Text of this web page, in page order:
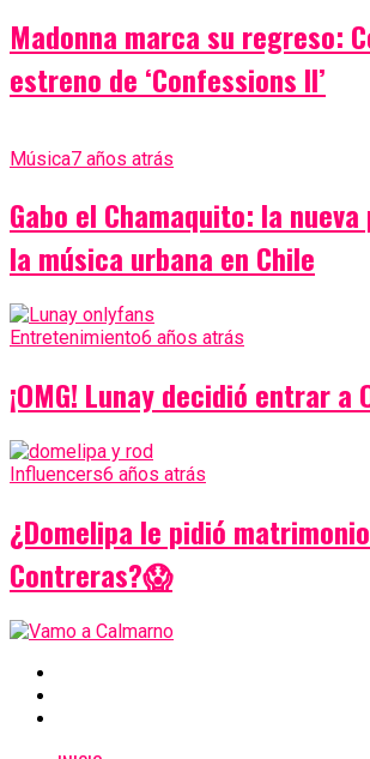
Madonna marca su regreso:
estreno de ‘Confessions II’
Música7 años atrás
Gabo el Chamaquito: la
la música urbana en Chile
Entretenimiento6 años atrás
¡OMG! Lunay decidió entrar a
Influencers6 años atrás
¿Domelipa le pidió
Contreras?😱